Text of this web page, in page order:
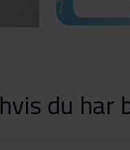
hvis du